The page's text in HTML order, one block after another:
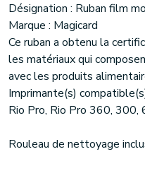
Désignation : Ruban film
Marque : Magicard
Ce ruban a obtenu la
les matériaux qui
avec les produits
Imprimante(s)
Rio Pro, Rio Pro 360, 300,
Rouleau de nettoyage